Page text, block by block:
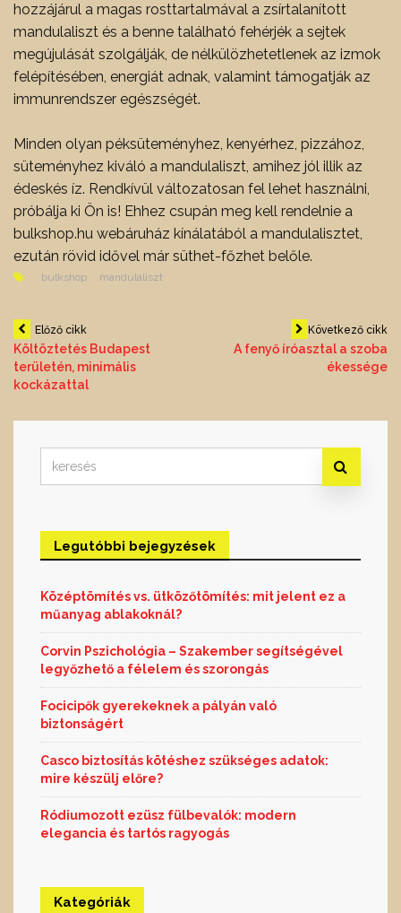
hozzájárul a magas rosttartalmával a zsírtalanított
mandulaliszt és a benne található fehérjék a sejtek
megújulását szolgálják, de nélkülözhetetlenek az izmok
felépítésében, energiát adnak, valamint támogatják az
immunrendszer egészségét.
Minden olyan péksüteményhez, kenyérhez, pizzához,
süteményhez kiváló a mandulaliszt, amihez jól illik az
édeskés íz. Rendkívül változatosan fel lehet használni,
próbálja ki Ön is! Ehhez csupán meg kell rendelnie a
bulkshop.hu webáruház kínálatából a mandulalisztet,
ezután rövid idővel már süthet-főzhet belőle.
bulkshop mandulaliszt
Bejegyzés
navigáció
Előző cikk
Költöztetés Budapest
területén, minimális
kockázattal
Következő cikk
A fenyő íróasztal a szoba
ékessége
for:
Legutóbbi bejegyzések
Középtömítés vs. ütközőtömítés: mit jelent ez a
műanyag ablakoknál?
Corvin Pszichológia – Szakember segítségével
legyőzhető a félelem és szorongás
Focicipők gyerekeknek a pályán való
biztonságért
Casco biztosítás kötéshez szükséges adatok:
mire készülj előre?
Ródiumozott ezüsz fülbevalók: modern
elegancia és tartós ragyogás
Kategóriák